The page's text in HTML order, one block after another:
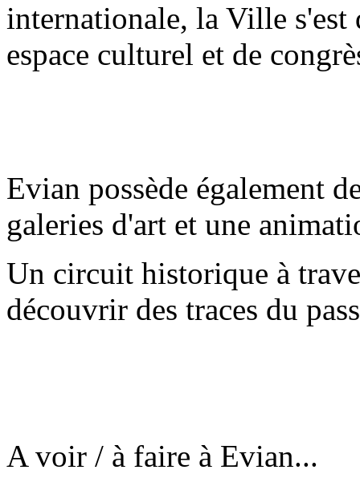
internationale, la Ville s'est
espace culturel et de
Evian possède également
galeries d'art et une
Un circuit historique à
découvrir des traces du
A voir / à faire à Evian...